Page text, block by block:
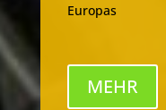
Europas
MEHR